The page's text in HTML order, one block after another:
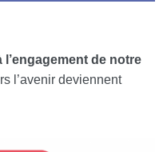
l’engagement de notre
l’avenir deviennent